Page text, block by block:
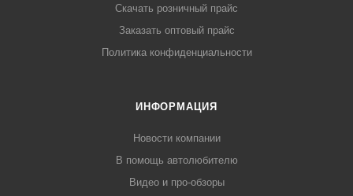
Скачать розничный прайс
Заказать оптовый прайс
Политика конфиденциальности
ИНФОРМАЦИЯ
Новости компании
В помощь автолюбителю
Видео и про-обзоры